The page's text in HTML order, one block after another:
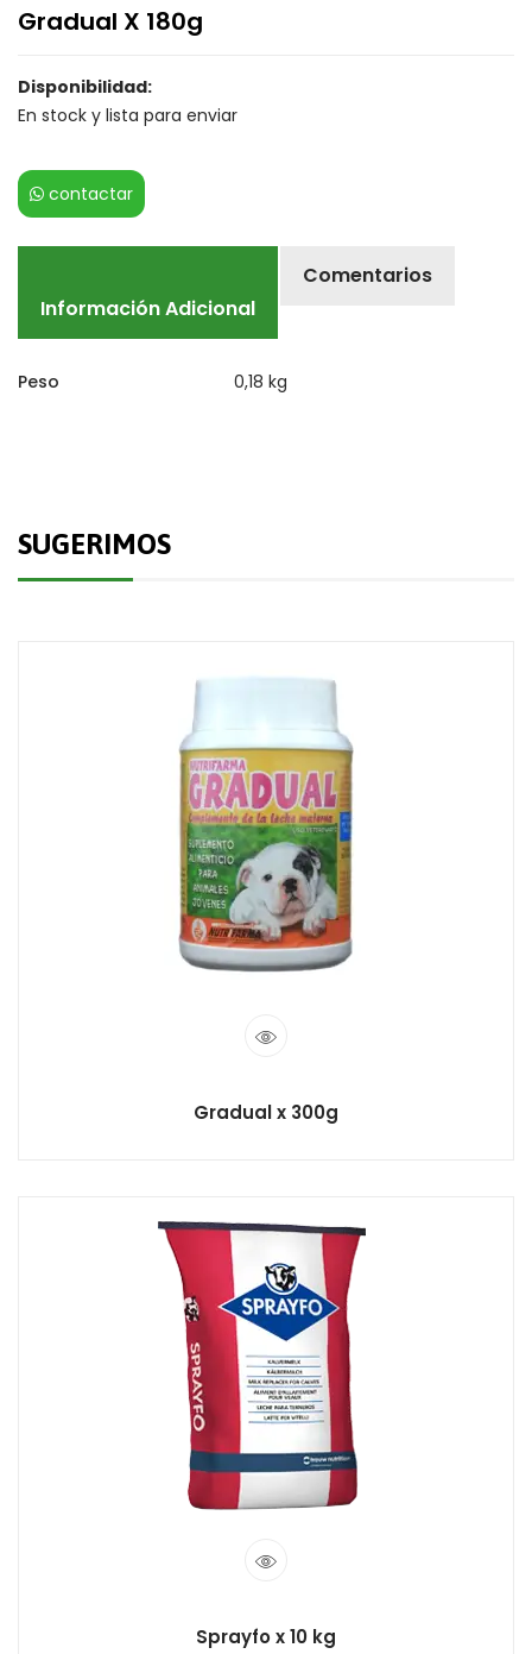
Gradual X 180g
Disponibilidad:
En stock y lista para enviar
contactar
Información Adicional
Comentarios
Peso 0,18 kg
SUGERIMOS
Gradual x 300g
Sprayfo x 10 kg